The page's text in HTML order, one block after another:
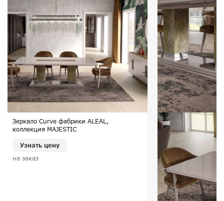
Зеркало Curve фабрики ALEAL,
коллекция MAJESTIC
Узнать цену
на заказ